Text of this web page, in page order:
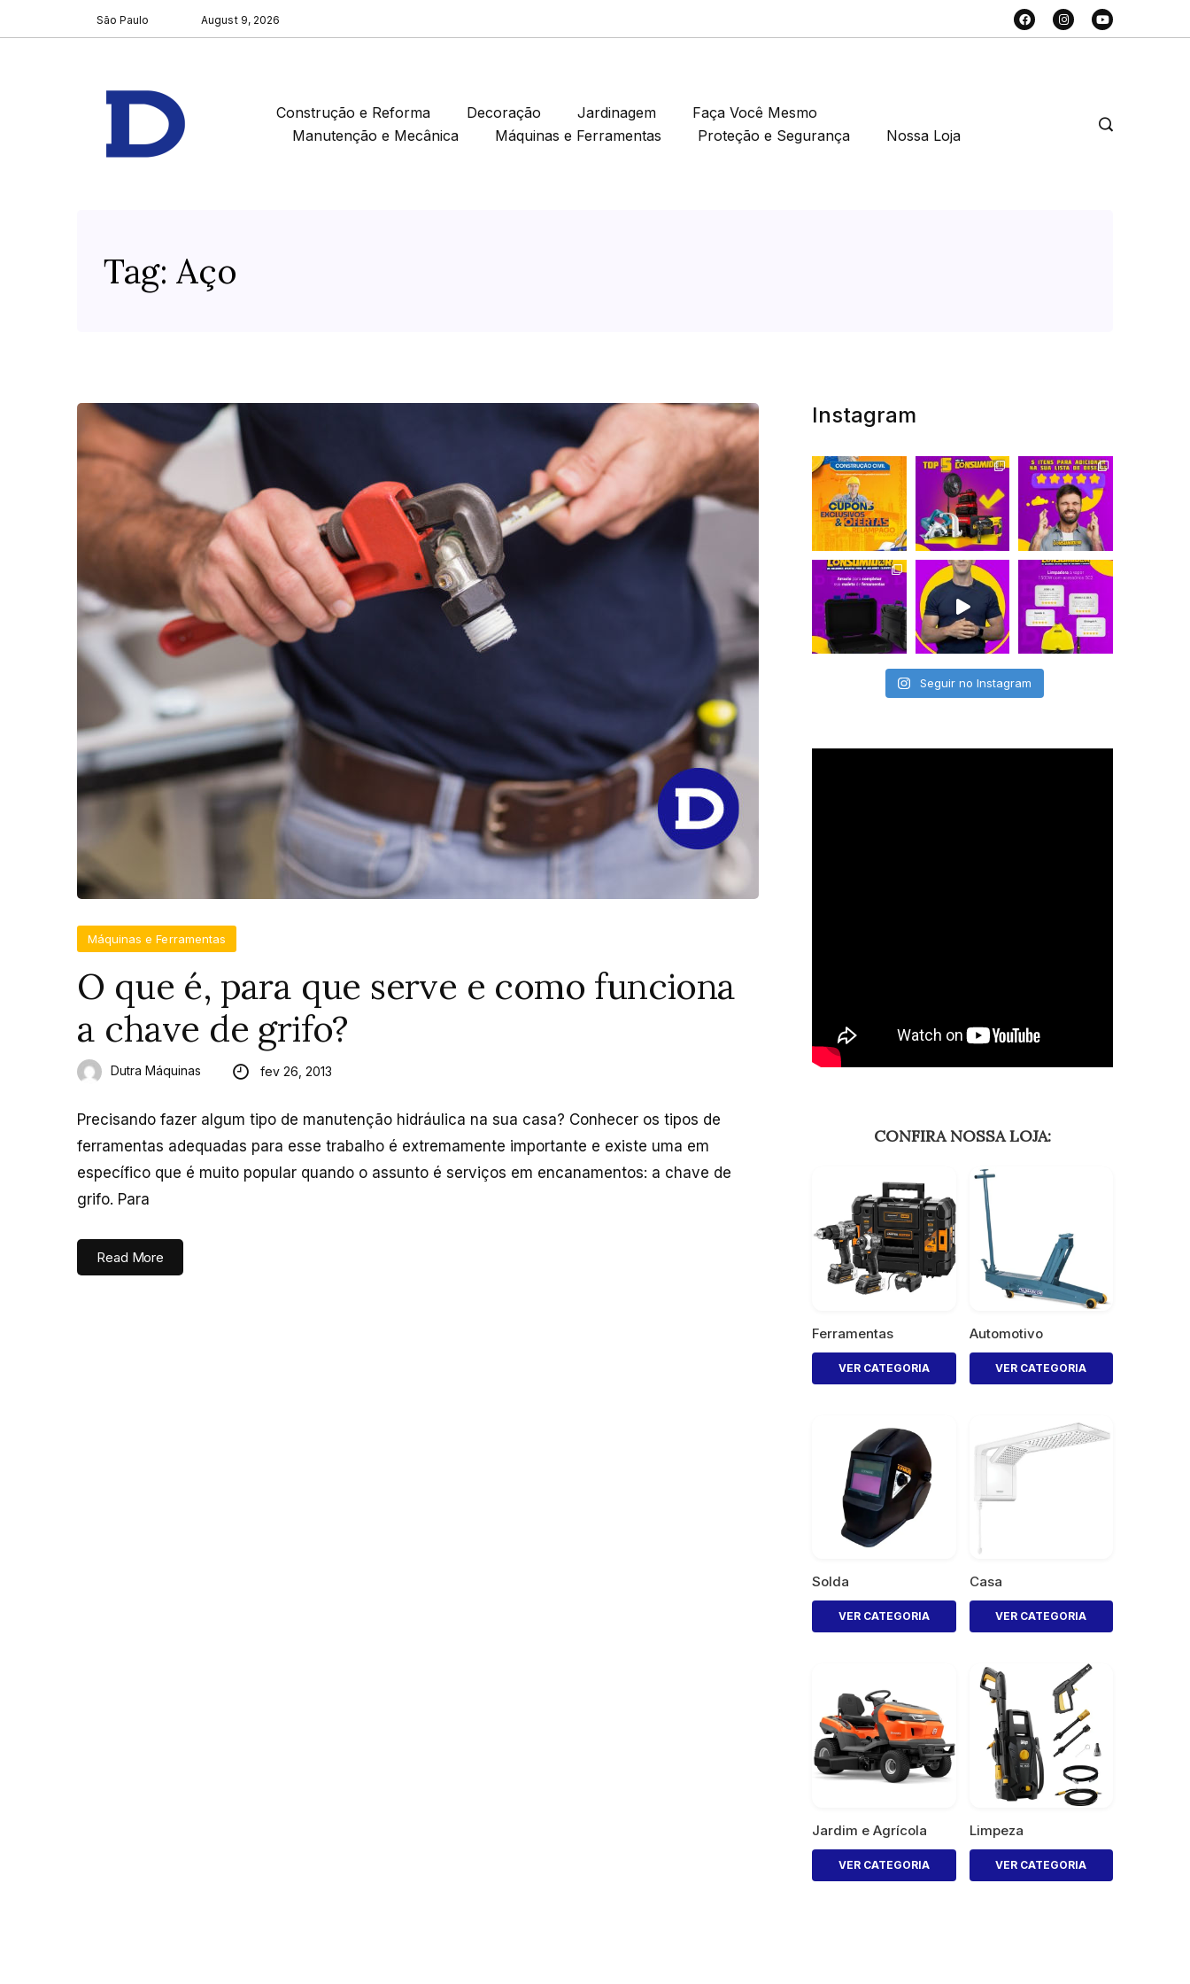
São Paulo August 9, 2026
Construção e Reforma Decoração Jardinagem
Faça Você Mesmo
Manutenção e Mecânica
Máquinas e Ferramentas Proteção e Segurança Nossa Loja
Tag: Aço
Máquinas e Ferramentas
O que é, para que serve e como funciona
a chave de grifo?
Dutra Máquinas fev 26, 2013
Precisando fazer algum tipo de manutenção hidráulica na sua casa? Conhecer os tipos de
ferramentas adequadas para esse trabalho é extremamente importante e existe uma em
específico que é muito popular quando o assunto é serviços em encanamentos: a chave de
grifo. Para
Read More
Instagram
Seguir no Instagram
CONFIRA NOSSA LOJA:
Ferramentas
VER CATEGORIA
Automotivo
VER CATEGORIA
Solda
VER CATEGORIA
Casa
VER CATEGORIA
Jardim e Agrícola
VER CATEGORIA
Limpeza
VER CATEGORIA